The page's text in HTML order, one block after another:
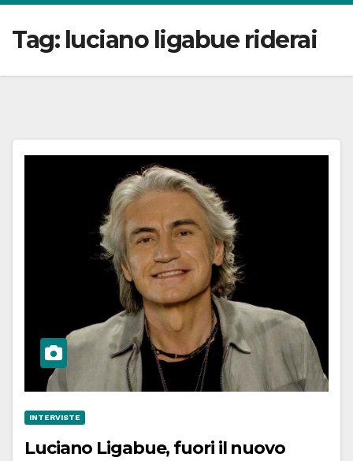
Tag: luciano ligabue riderai
INTERVISTE
Luciano Ligabue, fuori il nuovo